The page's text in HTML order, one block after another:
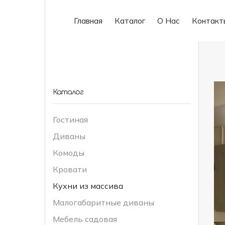
Главная Каталог О Нас
Каталог
Гостиная
Диваны
Комоды
Кровати
Кухни из массива
Малогабаритные диваны
Мебель садовая